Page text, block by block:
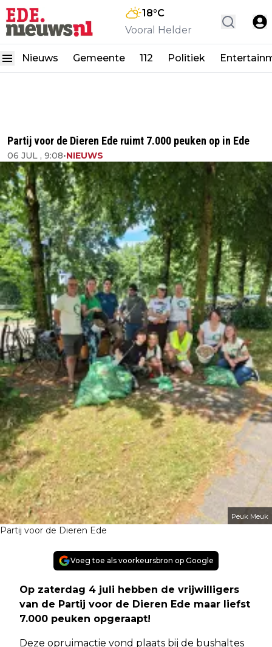
18°C
Vooral Helder
Nieuws Gemeente 112 Politiek
Partij voor de Dieren Ede ruimt 7.000 peuken op in Ede
06 JUL , 9:08•NIEUWS
Peuk Meuk
Partij voor de Dieren Ede
Voeg toe als voorkeursbron op Google
Op zaterdag 4 juli hebben de vrijwilligers
van de Partij voor de Dieren Ede maar liefst
7.000 peuken opgeraapt!
Deze opruimactie vond plaats bij de bushaltes